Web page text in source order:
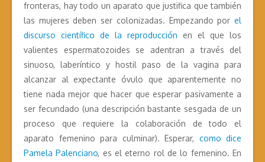
fronteras, hay todo un aparato que justifica que también
las mujeres deben ser colonizadas. Empezando por el
discurso científico de la reproducción en el que los
valientes espermatozoides se adentran a través del
sinuoso, laberíntico y hostil paso de la vagina para
alcanzar al expectante óvulo que aparentemente no
tiene nada mejor que hacer que esperar pasivamente a
ser fecundado (una descripción bastante sesgada de un
proceso que requiere la colaboración de todo el
aparato femenino para culminar). Esperar, como dice
Pamela Palenciano, es el eterno rol de lo femenino. En